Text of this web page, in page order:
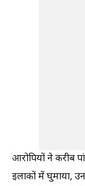
आरोपियों ने करीब
इलाकों में घुमाया,